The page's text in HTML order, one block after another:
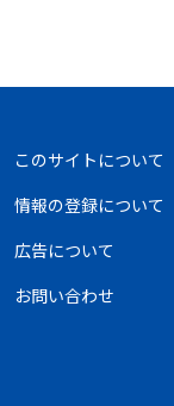
このサイトについて
情報の登録について
広告について
お問い合わせ